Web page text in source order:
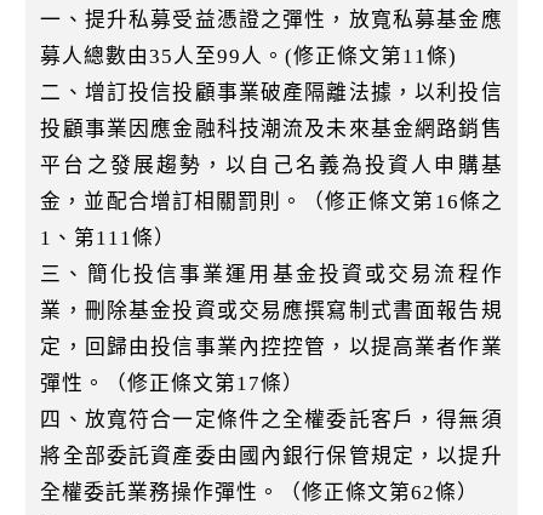
一、提升私募受益憑證之彈性，放寬私募基金應
募人總數由35人至99人。(修正條文第11條)
二、增訂投信投顧事業破產隔離法據，以利投信
投顧事業因應金融科技潮流及未來基金網路銷售
平台之發展趨勢，以自己名義為投資人申購基
金，並配合增訂相關罰則。（修正條文第16條之
1、第111條）
三、簡化投信事業運用基金投資或交易流程作
業，刪除基金投資或交易應撰寫制式書面報告規
定，回歸由投信事業內控控管，以提高業者作業
彈性。（修正條文第17條）
四、放寬符合一定條件之全權委託客戶，得無須
將全部委託資產委由國內銀行保管規定，以提升
全權委託業務操作彈性。（修正條文第62條）